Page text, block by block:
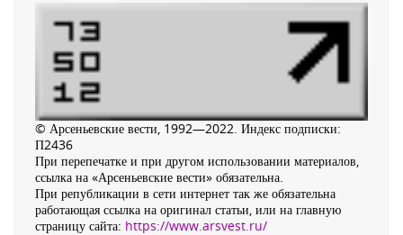
© Арсеньевские вести, 1992—2022. Индекс подписки:
П2436
При перепечатке и при другом использовании материалов,
ссылка на «Арсеньевские вести» обязательна.
При републикации в сети интернет так же обязательна
работающая ссылка на оригинал статьи, или на главную
страницу сайта: https://www.arsvest.ru/